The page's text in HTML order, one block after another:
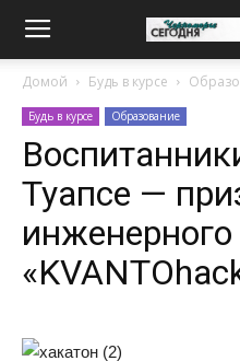
Домой Будь в курсе
Будь в курсе Образование
Туапсе —
инженерного